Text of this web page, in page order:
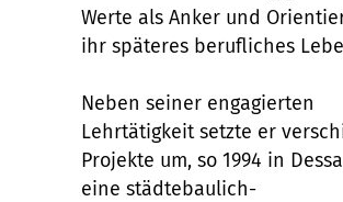
Werte als Anker und
ihr späteres berufliches
Neben seiner engagierten
Lehrtätigkeit setzte er
Projekte um, so 1994 in
eine städtebaulich-